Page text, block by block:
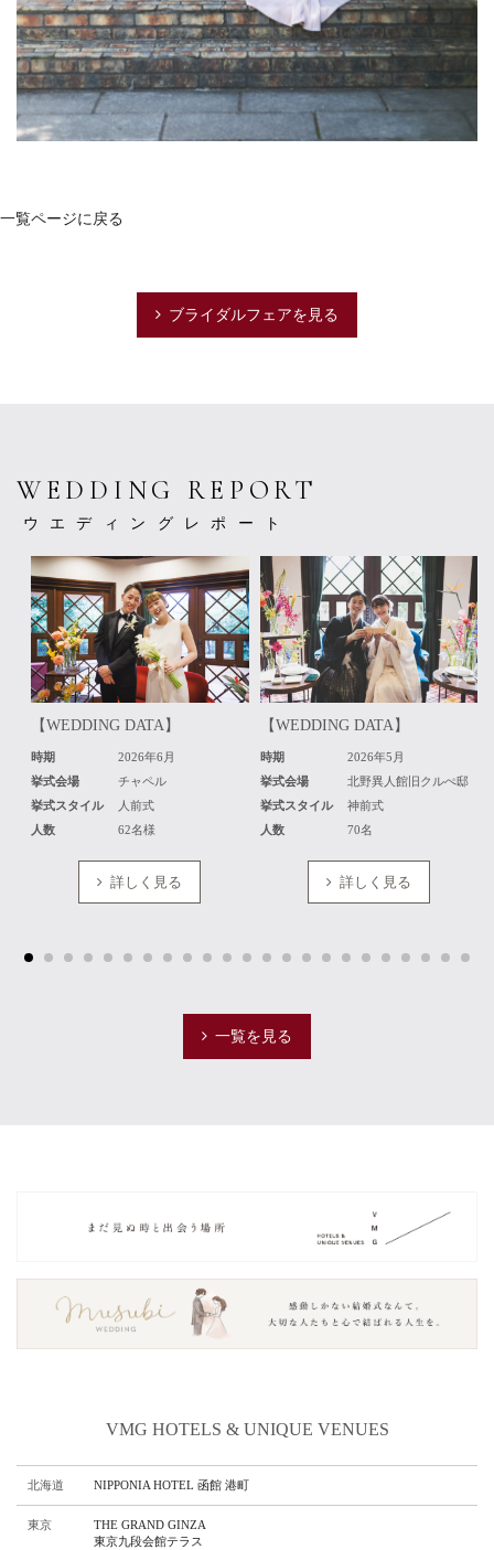
一覧ページに戻る
ブライダルフェアを見る
WEDDING REPORT
ウエディングレポート
【WEDDING DATA】
時期
2026年6月
挙式会場
チャペル
挙式スタイル
人前式
人数
62名様
詳しく見る
【WEDDING DATA】
時期
2026年5月
挙式会場
北野異人館旧クルぺ邸
挙式スタイル
神前式
人数
70名
詳しく見る
一覧を見る
VMG HOTELS & UNIQUE VENUES
北海道 NIPPONIA HOTEL 函館 港町
東京
THE GRAND GINZA
東京九段会館テラス